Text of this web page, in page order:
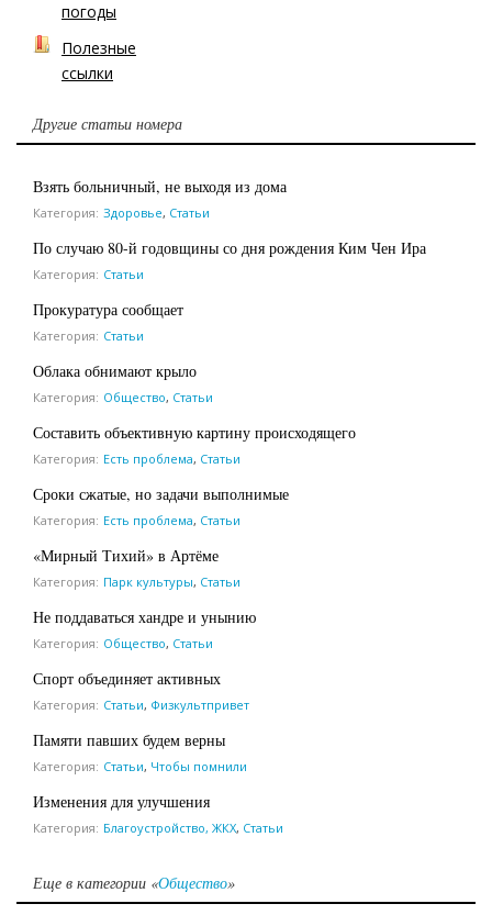
погоды
Полезные
ссылки
Другие статьи номера
Взять больничный, не выходя из дома
Категория: Здоровье, Статьи
По случаю 80-й годовщины со дня рождения Ким Чен Ира
Категория: Статьи
Прокуратура сообщает
Категория: Статьи
Облака обнимают крыло
Категория: Общество, Статьи
Составить объективную картину происходящего
Категория: Есть проблема, Статьи
Сроки сжатые, но задачи выполнимые
Категория: Есть проблема, Статьи
«Мирный Тихий» в Артёме
Категория: Парк культуры, Статьи
Не поддаваться хандре и унынию
Категория: Общество, Статьи
Спорт объединяет активных
Категория: Статьи, Физкультпривет
Памяти павших будем верны
Категория: Статьи, Чтобы помнили
Изменения для улучшения
Категория: Благоустройство, ЖКХ, Статьи
Еще в категории «Общество»